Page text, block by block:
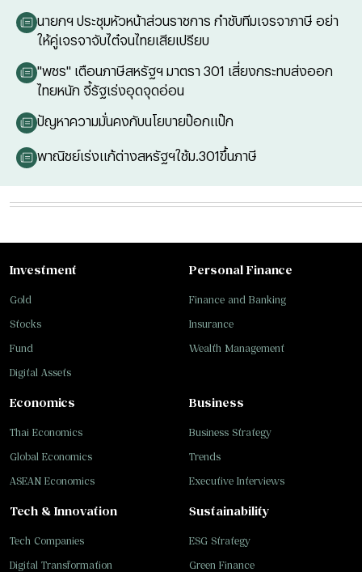
นายกฯ ประชุมหัวหน้าส่วนราชการ กำชับทีมเจรจาภาษี อย่า
ให้คู่เจรจาจับไต๋จนไทยเสียเปรียบ
"พชร" เตือนภาษีสหรัฐฯ มาตรา 301 เสี่ยงกระทบส่งออก
ไทยหนัก จี้รัฐเร่งอุดจุดอ่อน
ปัญหาความมั่นคงกับนโยบายป๊อกแป๊ก
พาณิชย์เร่งแก้ต่างสหรัฐฯใช้ม.301ขึ้นภาษี
Investment
Gold
Stocks
Fund
Digital Assets
Personal Finance
Finance and Banking
Insurance
Wealth Management
Business
Business Strategy
Trends
Executive Interviews
Tech & Innovation
Tech Companies
Digital Transformation
Sustainability
ESG Strategy
Green Finance
Economics
Thai Economics
Global Economics
ASEAN Economics